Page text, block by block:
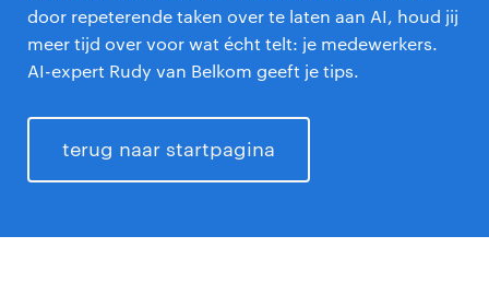
door repeterende taken over te laten aan AI, houd jij
meer tijd over voor wat écht telt: je medewerkers.
AI-expert Rudy van Belkom geeft je tips.
terug naar startpagina